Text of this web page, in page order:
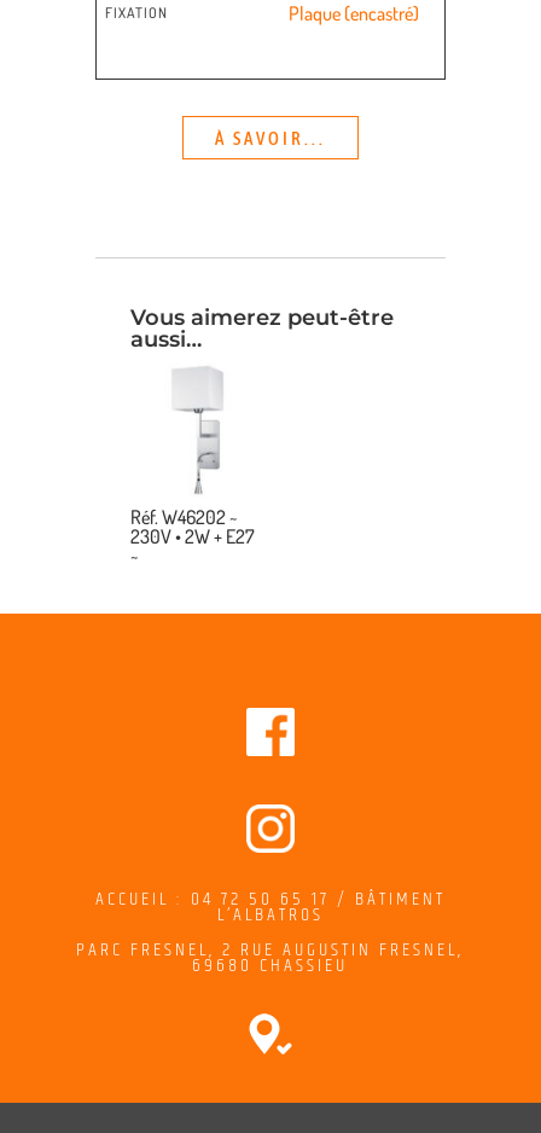
FIXATION Plaque (encastré)
À SAVOIR...
Vous aimerez peut-être
aussi…
Réf. W46202 ~
230V • 2W + E27
~
ACCUEIL : 04 72 50 65 17 / BÂTIMENT
L’ALBATROS
PARC FRESNEL, 2 RUE AUGUSTIN FRESNEL,
69680 CHASSIEU